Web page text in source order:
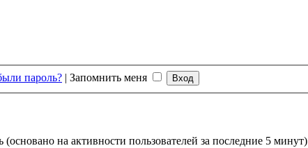
пароль? | Запомнить меня
на активности пользователей за последние 5 минут)